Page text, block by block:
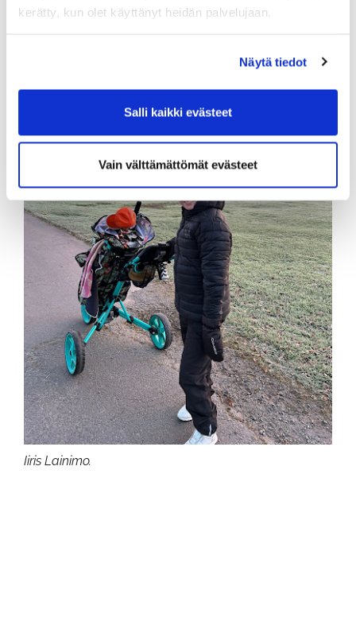
kerätty, kun olet käyttänyt heidän palvelujaan.
Näytä tiedot
Salli kaikki evästeet
Vain välttämättömät evästeet
Iiris Lainimo.